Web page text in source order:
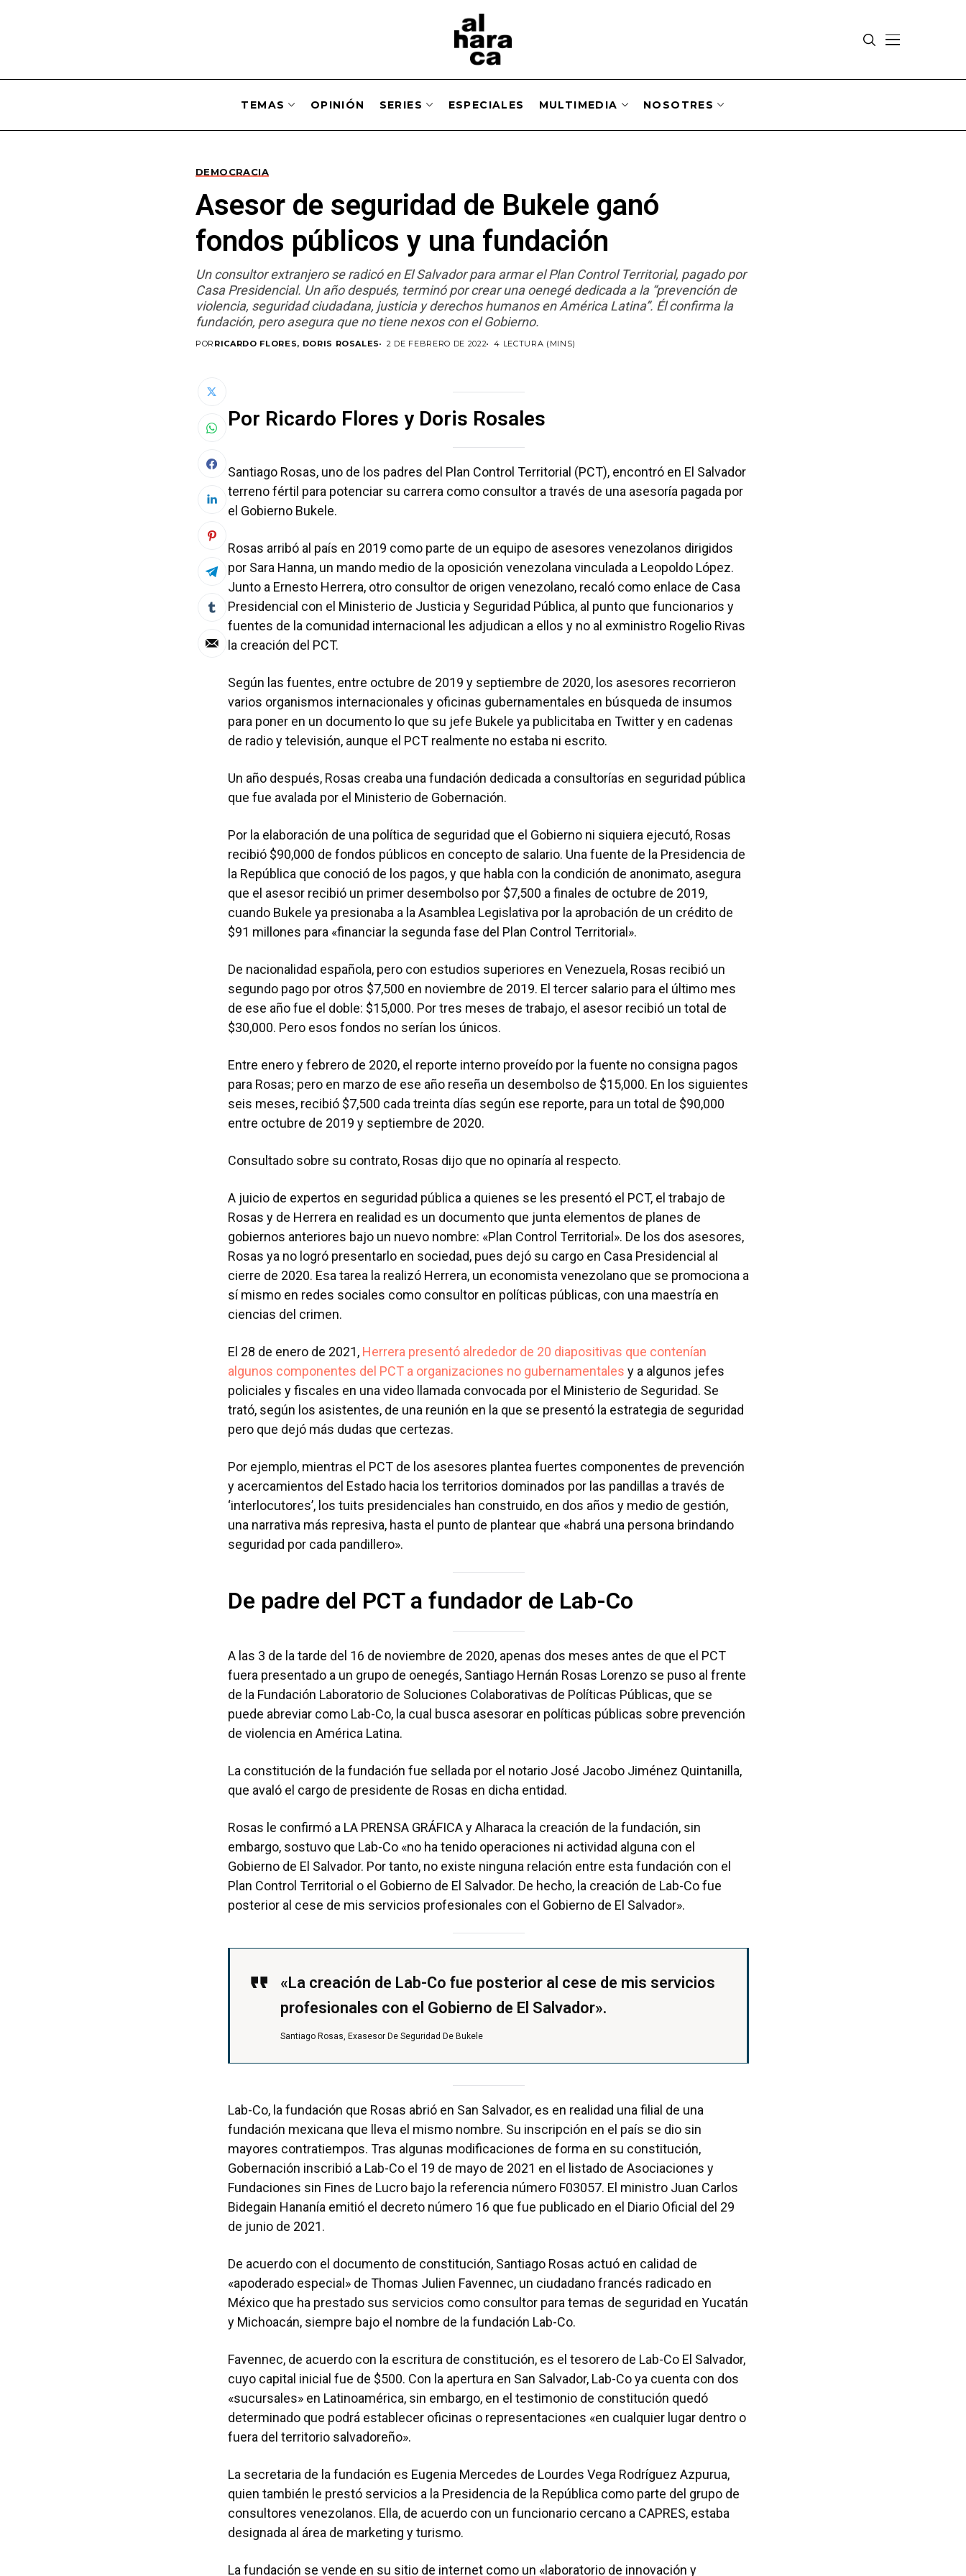
TEMAS OPINIÓN SERIES ESPECIALES MULTIMEDIA NOSOTRES
DEMOCRACIA
Asesor de seguridad de Bukele ganó
fondos públicos y una fundación
Un consultor extranjero se radicó en El Salvador para armar el Plan Control Territorial, pagado por
Casa Presidencial. Un año después, terminó por crear una oenegé dedicada a la “prevención de
violencia, seguridad ciudadana, justicia y derechos humanos en América Latina”. Él confirma la
fundación, pero asegura que no tiene nexos con el Gobierno.
POR RICARDO FLORES, DORIS ROSALES 2 DE FEBRERO DE 2022 4 LECTURA (MINS)
Por Ricardo Flores y Doris Rosales
Santiago Rosas, uno de los padres del Plan Control Territorial (PCT), encontró en El Salvador
terreno fértil para potenciar su carrera como consultor a través de una asesoría pagada por
el Gobierno Bukele.
Rosas arribó al país en 2019 como parte de un equipo de asesores venezolanos dirigidos
por Sara Hanna, un mando medio de la oposición venezolana vinculada a Leopoldo López.
Junto a Ernesto Herrera, otro consultor de origen venezolano, recaló como enlace de Casa
Presidencial con el Ministerio de Justicia y Seguridad Pública, al punto que funcionarios y
fuentes de la comunidad internacional les adjudican a ellos y no al exministro Rogelio Rivas
la creación del PCT.
Según las fuentes, entre octubre de 2019 y septiembre de 2020, los asesores recorrieron
varios organismos internacionales y oficinas gubernamentales en búsqueda de insumos
para poner en un documento lo que su jefe Bukele ya publicitaba en Twitter y en cadenas
de radio y televisión, aunque el PCT realmente no estaba ni escrito.
Un año después, Rosas creaba una fundación dedicada a consultorías en seguridad pública
que fue avalada por el Ministerio de Gobernación.
Por la elaboración de una política de seguridad que el Gobierno ni siquiera ejecutó, Rosas
recibió $90,000 de fondos públicos en concepto de salario. Una fuente de la Presidencia de
la República que conoció de los pagos, y que habla con la condición de anonimato, asegura
que el asesor recibió un primer desembolso por $7,500 a finales de octubre de 2019,
cuando Bukele ya presionaba a la Asamblea Legislativa por la aprobación de un crédito de
$91 millones para «financiar la segunda fase del Plan Control Territorial».
De nacionalidad española, pero con estudios superiores en Venezuela, Rosas recibió un
segundo pago por otros $7,500 en noviembre de 2019. El tercer salario para el último mes
de ese año fue el doble: $15,000. Por tres meses de trabajo, el asesor recibió un total de
$30,000. Pero esos fondos no serían los únicos.
Entre enero y febrero de 2020, el reporte interno proveído por la fuente no consigna pagos
para Rosas; pero en marzo de ese año reseña un desembolso de $15,000. En los siguientes
seis meses, recibió $7,500 cada treinta días según ese reporte, para un total de $90,000
entre octubre de 2019 y septiembre de 2020.
Consultado sobre su contrato, Rosas dijo que no opinaría al respecto.
A juicio de expertos en seguridad pública a quienes se les presentó el PCT, el trabajo de
Rosas y de Herrera en realidad es un documento que junta elementos de planes de
gobiernos anteriores bajo un nuevo nombre: «Plan Control Territorial». De los dos asesores,
Rosas ya no logró presentarlo en sociedad, pues dejó su cargo en Casa Presidencial al
cierre de 2020. Esa tarea la realizó Herrera, un economista venezolano que se promociona a
sí mismo en redes sociales como consultor en políticas públicas, con una maestría en
ciencias del crimen.
El 28 de enero de 2021, Herrera presentó alrededor de 20 diapositivas que contenían
algunos componentes del PCT a organizaciones no gubernamentales y a algunos jefes
policiales y fiscales en una video llamada convocada por el Ministerio de Seguridad. Se
trató, según los asistentes, de una reunión en la que se presentó la estrategia de seguridad
pero que dejó más dudas que certezas.
Por ejemplo, mientras el PCT de los asesores plantea fuertes componentes de prevención
y acercamientos del Estado hacia los territorios dominados por las pandillas a través de
‘interlocutores’, los tuits presidenciales han construido, en dos años y medio de gestión,
una narrativa más represiva, hasta el punto de plantear que «habrá una persona brindando
seguridad por cada pandillero».
De padre del PCT a fundador de Lab-Co
A las 3 de la tarde del 16 de noviembre de 2020, apenas dos meses antes de que el PCT
fuera presentado a un grupo de oenegés, Santiago Hernán Rosas Lorenzo se puso al frente
de la Fundación Laboratorio de Soluciones Colaborativas de Políticas Públicas, que se
puede abreviar como Lab-Co, la cual busca asesorar en políticas públicas sobre prevención
de violencia en América Latina.
La constitución de la fundación fue sellada por el notario José Jacobo Jiménez Quintanilla,
que avaló el cargo de presidente de Rosas en dicha entidad.
Rosas le confirmó a LA PRENSA GRÁFICA y Alharaca la creación de la fundación, sin
embargo, sostuvo que Lab-Co «no ha tenido operaciones ni actividad alguna con el
Gobierno de El Salvador. Por tanto, no existe ninguna relación entre esta fundación con el
Plan Control Territorial o el Gobierno de El Salvador. De hecho, la creación de Lab-Co fue
posterior al cese de mis servicios profesionales con el Gobierno de El Salvador».
«La creación de Lab-Co fue posterior al cese de mis servicios
profesionales con el Gobierno de El Salvador».
Santiago Rosas, Exasesor De Seguridad De Bukele
Lab-Co, la fundación que Rosas abrió en San Salvador, es en realidad una filial de una
fundación mexicana que lleva el mismo nombre. Su inscripción en el país se dio sin
mayores contratiempos. Tras algunas modificaciones de forma en su constitución,
Gobernación inscribió a Lab-Co el 19 de mayo de 2021 en el listado de Asociaciones y
Fundaciones sin Fines de Lucro bajo la referencia número F03057. El ministro Juan Carlos
Bidegain Hananía emitió el decreto número 16 que fue publicado en el Diario Oficial del 29
de junio de 2021.
De acuerdo con el documento de constitución, Santiago Rosas actuó en calidad de
«apoderado especial» de Thomas Julien Favennec, un ciudadano francés radicado en
México que ha prestado sus servicios como consultor para temas de seguridad en Yucatán
y Michoacán, siempre bajo el nombre de la fundación Lab-Co.
Favennec, de acuerdo con la escritura de constitución, es el tesorero de Lab-Co El Salvador,
cuyo capital inicial fue de $500. Con la apertura en San Salvador, Lab-Co ya cuenta con dos
«sucursales» en Latinoamérica, sin embargo, en el testimonio de constitución quedó
determinado que podrá establecer oficinas o representaciones «en cualquier lugar dentro o
fuera del territorio salvadoreño».
La secretaria de la fundación es Eugenia Mercedes de Lourdes Vega Rodríguez Azpurua,
quien también le prestó servicios a la Presidencia de la República como parte del grupo de
consultores venezolanos. Ella, de acuerdo con un funcionario cercano a CAPRES, estaba
designada al área de marketing y turismo.
La fundación se vende en su sitio de internet como un «laboratorio de innovación y